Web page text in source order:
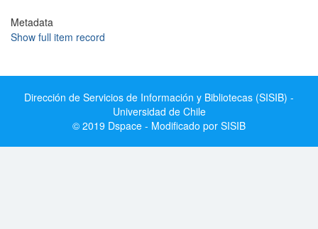
Metadata
Show full item record
Dirección de Servicios de Información y Bibliotecas (SISIB) -
Universidad de Chile
© 2019 Dspace - Modificado por SISIB